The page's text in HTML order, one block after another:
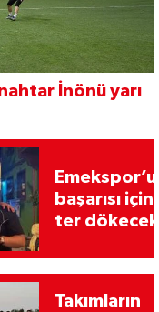
İnönü yarı
Emekspor’un
başarısı için
ter dökecek
Takımların